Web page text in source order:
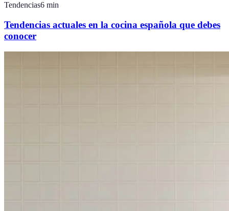
Tendencias6 min
Tendencias actuales en la cocina española que debes
conocer